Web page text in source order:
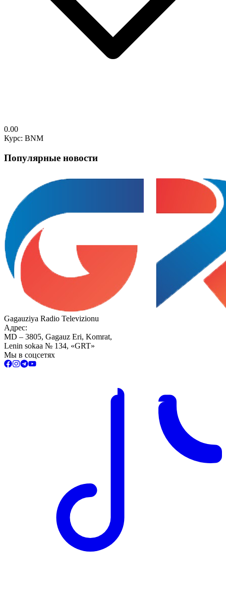
0.00
Курс: BNM
Популярные новости
Gagauziya Radio Televizionu
Адрес:
MD – 3805, Gagauz Eri, Komrat,
Lenin sokaa № 134, «GRT»
Мы в соцсетях